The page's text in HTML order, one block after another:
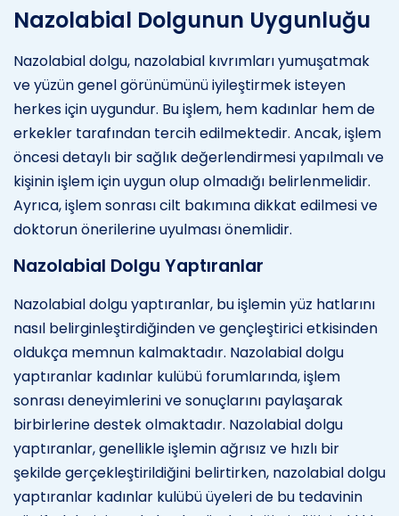
Nazolabial Dolgunun Uygunluğu
Nazolabial dolgu, nazolabial kıvrımları yumuşatmak
ve yüzün genel görünümünü iyileştirmek isteyen
herkes için uygundur. Bu işlem, hem kadınlar hem de
erkekler tarafından tercih edilmektedir. Ancak, işlem
öncesi detaylı bir sağlık değerlendirmesi yapılmalı ve
kişinin işlem için uygun olup olmadığı belirlenmelidir.
Ayrıca, işlem sonrası cilt bakımına dikkat edilmesi ve
doktorun önerilerine uyulması önemlidir.
Nazolabial Dolgu Yaptıranlar
Nazolabial dolgu yaptıranlar, bu işlemin yüz hatlarını
nasıl belirginleştirdiğinden ve gençleştirici etkisinden
oldukça memnun kalmaktadır. Nazolabial dolgu
yaptıranlar kadınlar kulübü forumlarında, işlem
sonrası deneyimlerini ve sonuçlarını paylaşarak
birbirlerine destek olmaktadır. Nazolabial dolgu
yaptıranlar, genellikle işlemin ağrısız ve hızlı bir
şekilde gerçekleştirildiğini belirtirken, nazolabial dolgu
yaptıranlar kadınlar kulübü üyeleri de bu tedavinin